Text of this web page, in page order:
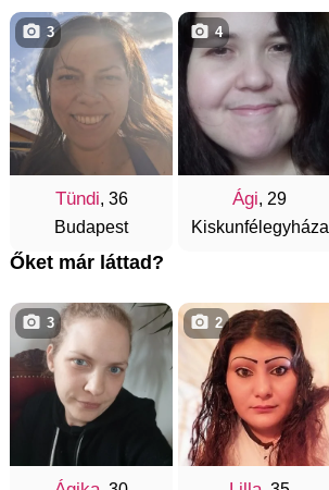
Tündi, 36
Budapest
3
Ági, 29
Kiskunfélegyháza
4
Őket már láttad?
3 2